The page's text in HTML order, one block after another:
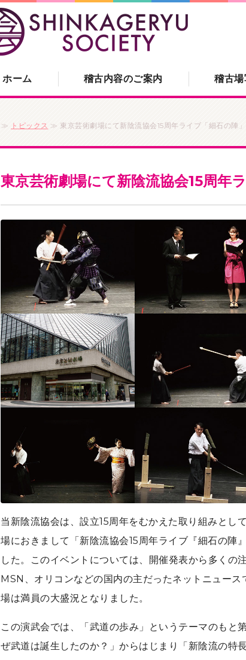
ホーム 稽古内容のご案内 稽古
≫ トピックス ≫ 東京芸術劇場にて新陰流協会15周年ライブ「細石の陣
東京芸術劇場にて新陰流協会15周年
当新陰流協会は、設立15周年をむかえた取り組みとし
場におきまして「新陰流協会15周年ライブ『細石の陣
した。このイベントについては、開催発表から多くの
MSN、オリコンなどの国内の主だったネットニュー
場は満員の大盛況となりました。
この演武会では、「武道の歩み」というテーマのもと
ぜ武道は誕生したのか？」からはじまり「新陰流の特